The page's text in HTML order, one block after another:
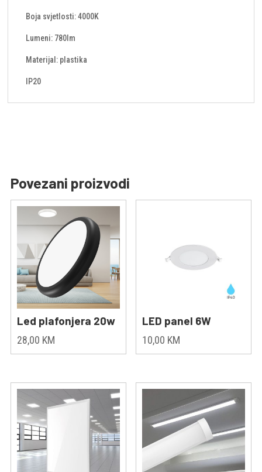
Boja svjetlosti: 4000K
Lumeni: 780lm
Materijal: plastika
IP20
Povezani proizvodi
Led plafonjera 20w
28,00 KM
LED panel 6W
10,00 KM